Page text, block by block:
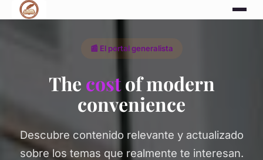
📰 El portal generalista
The costof modern
convenience
Descubre contenido relevante y actualizado
sobre los temas que realmente te interesan.